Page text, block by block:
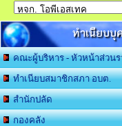
ทำเนียบบุ
คณะผู้บริหาร - หัวหน้าส่วนร
ทำเนียบสมาชิกสภา อบต.
สำนักปลัด
กองคลัง